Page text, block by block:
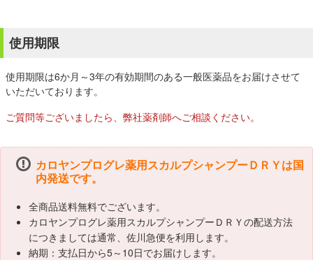
使用期限
使用期限は6か月～3年の有効期間のある一般医薬品をお届けさせて
いただいております。
ご質問等ございましたら、弊社薬剤師へご相談ください。
カロヤンプログレ薬用スカルプシャンプーＤＲＹは国
内発送です。
全商品送料無料でございます。
カロヤンプログレ薬用スカルプシャンプーＤＲＹの配送方法
につきましては通常、佐川急便を利用します。
納期：支払日から5～10日でお届けします。